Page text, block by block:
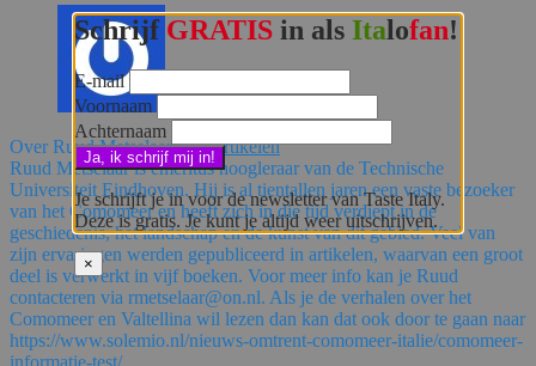
Over Ruud Metselaar230 Artikelen
Ruud Metselaar is emeritus hoogleraar van de Technische
Universiteit Eindhoven. Hij is al tientallen jaren een vaste bezoeker
van het Comomeer en heeft zich in die tijd verdiept in de
geschiedenis, het landschap en de kunst van dit gebied. Veel van
zijn ervaringen werden gepubliceerd in artikelen, waarvan een groot
deel is verwerkt in vijf boeken. Voor meer info kan je Ruud
contacteren via rmetselaar@on.nl. Als je de verhalen over het
Comomeer en Valtellina wil lezen dan kan dat ook door te gaan naar
https://www.solemio.nl/nieuws-omtrent-comomeer-italie/comomeer-
Schrijf GRATIS in als Italofan!
E-mail
Voornaam
Achternaam
Je schrijft je in voor de newsletter van Taste Italy.
Deze is gratis. Je kunt je altijd weer uitschrijven.
×